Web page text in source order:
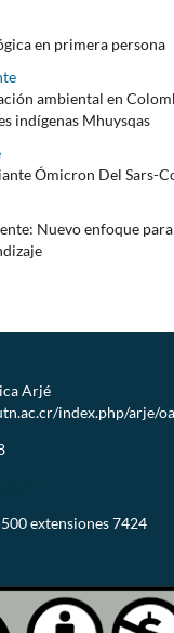
en primera persona
ambiental en
indígenas Mhuysqas
Ómicron Del Sars-
Nuevo enfoque
Arjé
index.php/arje/
extensiones 7424